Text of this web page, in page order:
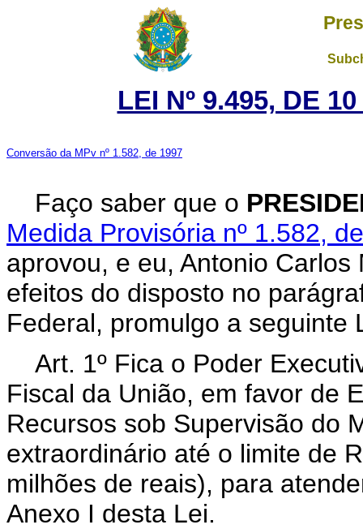
LEI Nº 9.495, DE
Conversão da MPv nº 1.582, de 1997
Faço saber que o
Medida Provisória nº 1.582,
aprovou, e eu, Antonio
efeitos do disposto no
Federal, promulgo a seguinte
Art. 1º Fica o Poder
Fiscal da União, em favor de
Recursos sob Supervisão do
extraordinário até o limite de
milhões de reais), para
Anexo I desta Lei.